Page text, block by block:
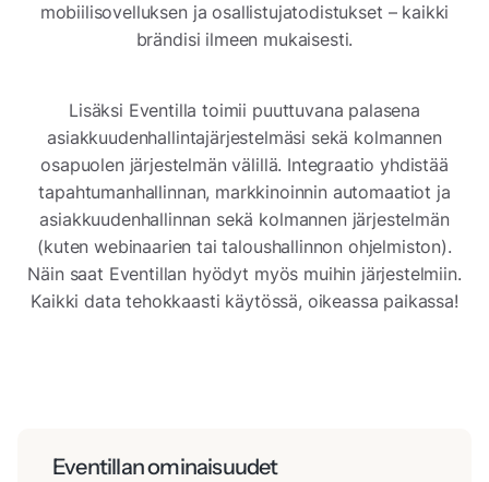
mobiilisovelluksen ja osallistujatodistukset – kaikki
brändisi ilmeen mukaisesti.
Lisäksi Eventilla toimii puuttuvana palasena
asiakkuudenhallintajärjestelmäsi sekä kolmannen
osapuolen järjestelmän välillä. Integraatio yhdistää
tapahtumanhallinnan, markkinoinnin automaatiot ja
asiakkuudenhallinnan sekä kolmannen järjestelmän
(kuten webinaarien tai taloushallinnon ohjelmiston).
Näin saat Eventillan hyödyt myös muihin järjestelmiin.
Kaikki data tehokkaasti käytössä, oikeassa paikassa!
Eventillan ominaisuudet